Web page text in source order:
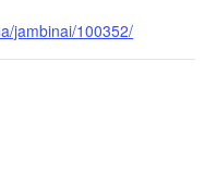
jambinai/100352/